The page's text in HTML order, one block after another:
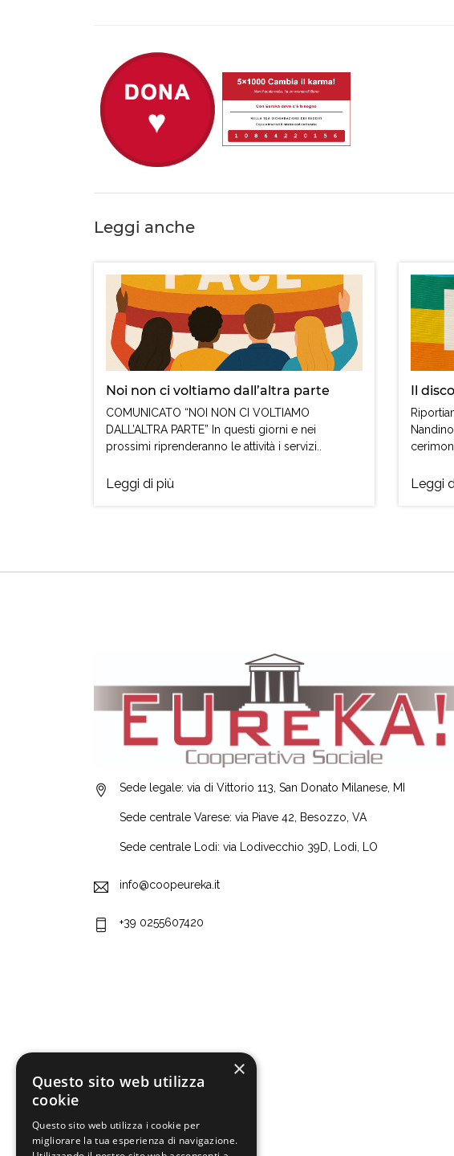
Leggi anche
Noi non ci voltiamo dall’altra parte
COMUNICATO “NOI NON CI VOLTIAMO
DALL’ALTRA PARTE” In questi giorni e nei
prossimi riprenderanno le attività i servizi..
Leggi di più Leggi
Sede legale: via di Vittorio 113, San Donato Milanese, MI
Sede centrale Varese: via Piave 42, Besozzo, VA
Sede centrale Lodi: via Lodivecchio 39D, Lodi, LO
info@coopeureka.it
+39 0255607420
×
Questo sito web utilizza
cookie
Questo sito web utilizza i cookie per
migliorare la tua esperienza di navigazione.